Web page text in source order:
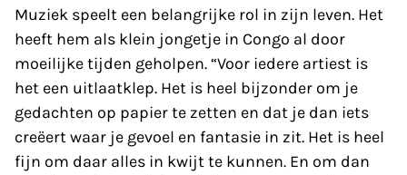
Muziek speelt een belangrijke rol in zijn leven. Het
heeft hem als klein jongetje in Congo al door
moeilijke tijden geholpen. “Voor iedere artiest is
het een uitlaatklep. Het is heel bijzonder om je
gedachten op papier te zetten en dat je dan iets
creëert waar je gevoel en fantasie in zit. Het is heel
fijn om daar alles in kwijt te kunnen. En om dan